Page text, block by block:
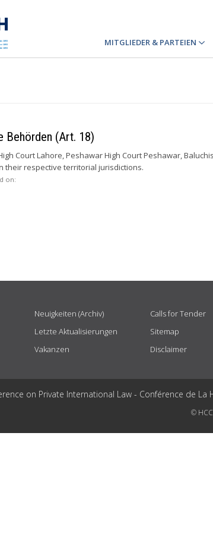
MITGLIEDER & PARTEIEN
Behörden (Art. 18)
Court Lahore, Peshawar High Court Peshawar,
their respective territorial jurisdictions.
on:
Neuigkeiten (Archiv)
Letzte Aktualisierungen
Vakanzen
Calls for Tender
Sitemap
Disclaimer
on Private International Law - Conférence de
©